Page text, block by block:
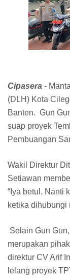
Cipasera -
(DLH) Kota
Banten. Gun
suap proyek
Pembuangan
Wakil Direktur
Setiawan
“Iya betul. Nanti
ketika dihubungi
Selain Gun
merupakan
direktur CV Arif
lelang proyek